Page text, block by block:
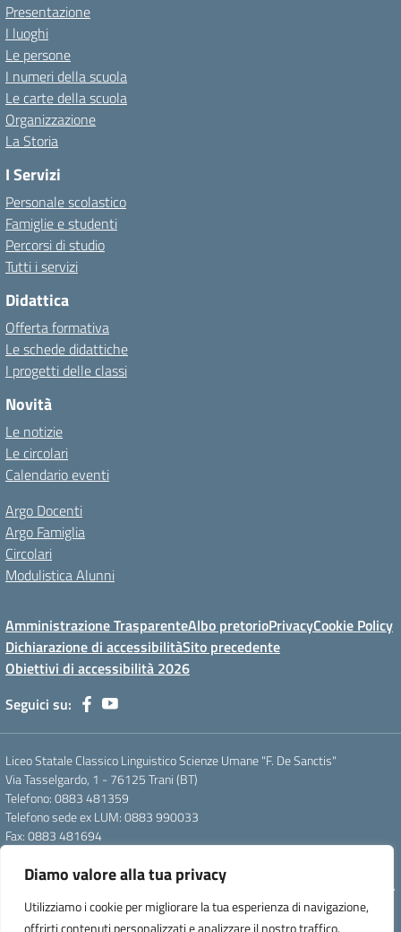
Diamo valore alla tua privacy
Utilizziamo i cookie per migliorare la tua esperienza di navigazione,
offrirti contenuti personalizzati e analizzare il nostro traffico.
Presentazione
I luoghi
Le persone
I numeri della scuola
Le carte della scuola
Organizzazione
La Storia
I Servizi
Personale scolastico
Famiglie e studenti
Percorsi di studio
Tutti i servizi
Didattica
Offerta formativa
Le schede didattiche
I progetti delle classi
Novità
Le notizie
Le circolari
Calendario eventi
Argo Docenti
Argo Famiglia
Circolari
Modulistica Alunni
Amministrazione TrasparenteAlbo pretorioPrivacyCookie Policy
Dichiarazione di accessibilitàSito precedente
Obiettivi di accessibilità 2026
Seguici su:
Liceo Statale Classico Linguistico Scienze Umane "F. De Sanctis"
Via Tasselgardo, 1 - 76125 Trani (BT)
Telefono: 0883 481359
Telefono sede ex LUM: 0883 990033
Fax: 0883 481694
Pec: btpc210007@pec.istruzione.it
Codice Meccanografico: istsc_btpc210007 - Codice Fiscale: 92058830727
- Codice Univoco d'ufficio: UFG4S9